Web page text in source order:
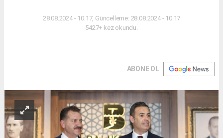
28.08.2024 - 10:17, Güncelleme: 28.08.2024 - 10:17
5427+ kez okundu.
ABONE OL